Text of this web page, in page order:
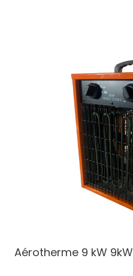
Aérotherme 9 kW 9kW